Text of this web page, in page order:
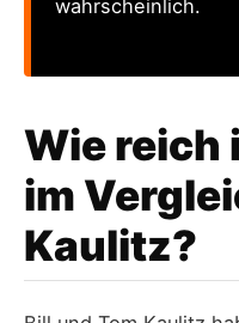
wahrscheinlich.
Wie reich
im
Kaulitz?